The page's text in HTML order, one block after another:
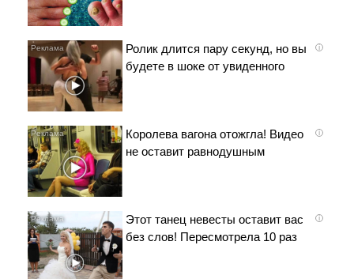
i
Ролик длится пару секунд, но вы
будете в шоке от увиденного
i
Королева вагона отожгла! Видео
не оставит равнодушным
i
Этот танец невесты оставит вас
без слов! Пересмотрела 10 раз